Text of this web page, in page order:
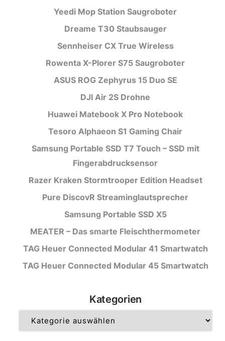
Yeedi Mop Station Saugroboter
Dreame T30 Staubsauger
Sennheiser CX True Wireless
Rowenta X-Plorer S75 Saugroboter
ASUS ROG Zephyrus 15 Duo SE
DJI Air 2S Drohne
Huawei Matebook X Pro Notebook
Tesoro Alphaeon S1 Gaming Chair
Samsung Portable SSD T7 Touch – SSD mit
Fingerabdrucksensor
Razer Kraken Stormtrooper Edition Headset
Pure DiscovR Streaminglautsprecher
Samsung Portable SSD X5
MEATER – Das smarte Fleischthermometer
TAG Heuer Connected Modular 41 Smartwatch
TAG Heuer Connected Modular 45 Smartwatch
Kategorien